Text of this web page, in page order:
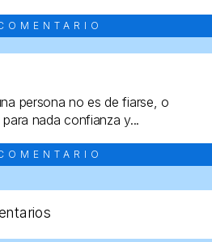
persona no es de fiarse, o
nada confianza y...